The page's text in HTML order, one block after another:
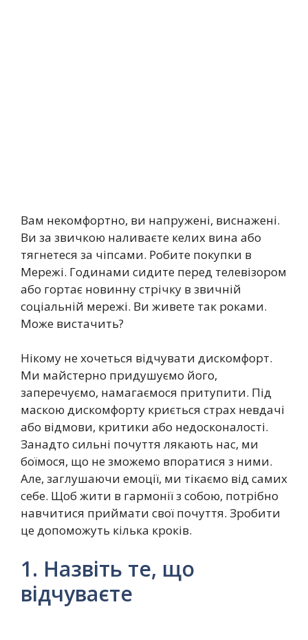
Вам некомфортно, ви напружені, виснажені.
Ви за звичкою наливаєте келих вина або
тягнетеся за чіпсами. Робите покупки в
Мережі. Годинами сидите перед телевізором
або гортає новинну стрічку в звичній
соціальній мережі. Ви живете так роками.
Може вистачить?
Нікому не хочеться відчувати дискомфорт.
Ми майстерно придушуємо його,
заперечуємо, намагаємося притупити. Під
маскою дискомфорту криється страх невдачі
або відмови, критики або недосконалості.
Занадто сильні почуття лякають нас, ми
боїмося, що не зможемо впоратися з ними.
Але, заглушаючи емоції, ми тікаємо від самих
себе. Щоб жити в гармонії з собою, потрібно
навчитися приймати свої почуття. Зробити
це допоможуть кілька кроків.
1. Назвіть те, що
відчуваєте